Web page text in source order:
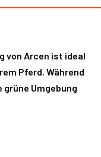
von Arcen ist ideal
Pferd. Während
grüne Umgebung